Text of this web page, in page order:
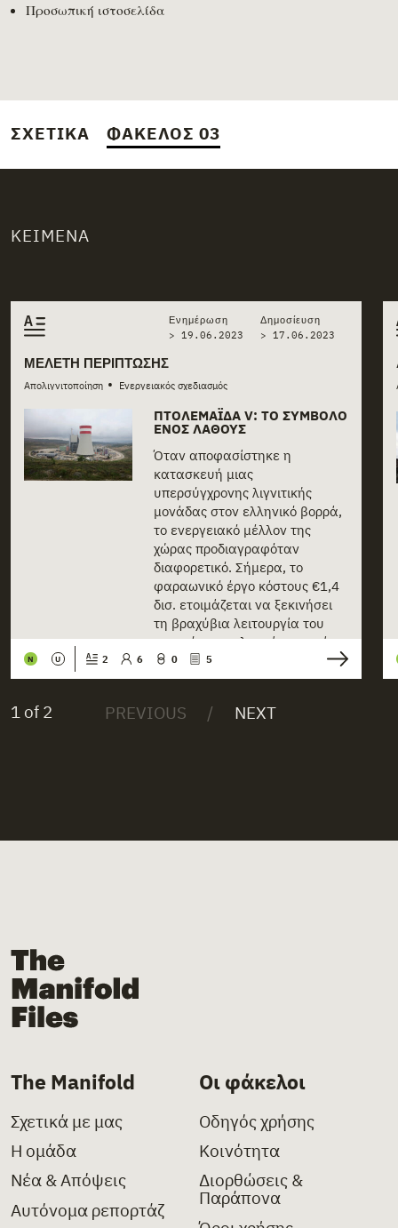
Προσωπική ιστοσελίδα
ΣΧΕΤΙΚΆ ΦΆΚΕΛΟΣ 03
ΚΕΊΜΕΝΑ
Related stories
ΜΕΛΈΤΗ ΠΕΡΊΠΤΩΣΗΣ
Απολιγνιτοποίηση • Ενεργειακός σχεδιασμός
Ενημέρωση
> 19.06.2023
Δημοσίευση
> 17.06.2023
ΠΤΟΛΕΜΑΪ́ΔΑ V: ΤΟ ΣΎΜΒΟΛΟ
ΕΝΌΣ ΛΆΘΟΥΣ
Όταν αποφασίστηκε η
κατασκευή μιας
υπερσύγχρονης λιγνιτικής
μονάδας στον ελληνικό βορρά,
το ενεργειακό μέλλον της
χώρας προδιαγραφόταν
διαφορετικό. Σήμερα, το
φαραωνικό έργο κόστους €1,4
δισ. ετοιμάζεται να ξεκινήσει
τη βραχύβια λειτουργία του
προτού παροπλιστεί οριστικά.
[...]
N U 2 6 0 5
1 of 2
The Manifold Files
The Manifold
Σχετικά με μας
Η ομάδα
Νέα & Απόψεις
Αυτόνομα ρεπορτάζ
Οι φάκελοι
Οδηγός χρήσης
Κοινότητα
Διορθώσεις &
Παράπονα